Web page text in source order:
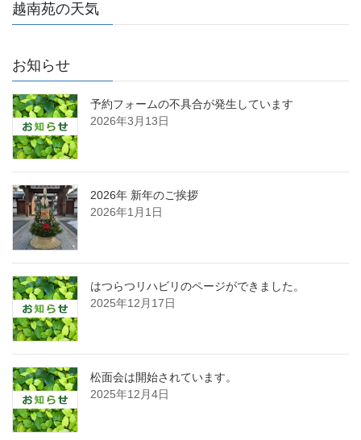
越南苑の天気
お知らせ
予約フォームの不具合が発生しています
2026年3月13日
2026年 新年のご挨拶
2026年1月1日
はつらつリハビリのページができました。
2025年12月17日
松面会は開始されています。
2025年12月4日